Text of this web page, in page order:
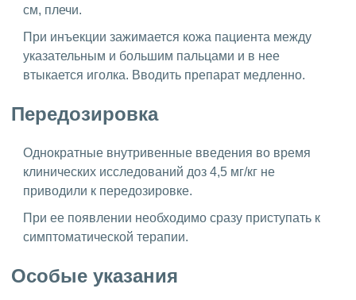
см, плечи.
При инъекции зажимается кожа пациента между
указательным и большим пальцами и в нее
втыкается иголка. Вводить препарат медленно.
Передозировка
Однократные внутривенные введения во время
клинических исследований доз 4,5 мг/кг не
приводили к передозировке.
При ее появлении необходимо сразу приступать к
симптоматической терапии.
Особые указания